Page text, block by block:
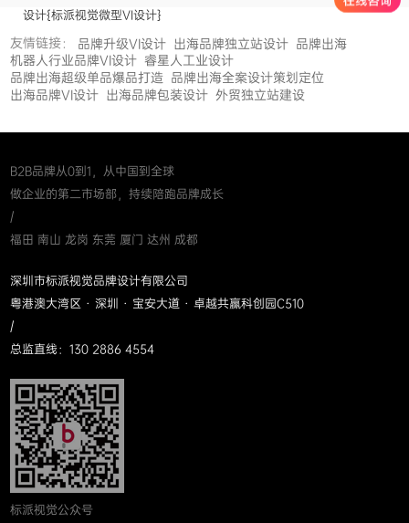
设计{标派视觉微型VI设计}
友情链接： 品牌升级VI设计 出海品牌独立站设计 品牌出海
机器人行业品牌VI设计 睿星人工业设计
品牌出海超级单品爆品打造 品牌出海全案设计策划定位
出海品牌VI设计 出海品牌包装设计 外贸独立站建设
B2B品牌从0到1，从中国到全球
做企业的第二市场部，持续陪跑品牌成长
/
福田 南山 龙岗 东莞 厦门 达州 成都
深圳市标派视觉品牌设计有限公司
粤港澳大湾区 · 深圳 · 宝安大道 · 卓越共赢科创园C510
/
总监直线：130 2886 4554
标派视觉公众号